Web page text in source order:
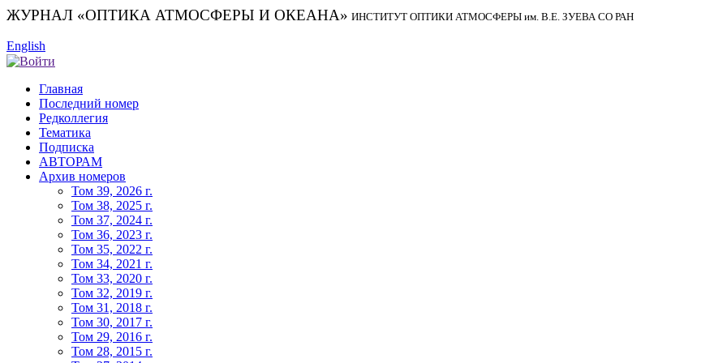
ЖУРНАЛ «ОПТИКА АТМОСФЕРЫ И ОКЕАНА» ИНСТИТУТ ОПТИКИ АТМОСФЕРЫ им. В.Е. ЗУЕВА СО РАН
English
Главная
Последний номер
Редколлегия
Тематика
Подписка
АВТОРАМ
Архив номеров
Том 39, 2026 г.
Том 38, 2025 г.
Том 37, 2024 г.
Том 36, 2023 г.
Том 35, 2022 г.
Том 34, 2021 г.
Том 33, 2020 г.
Том 32, 2019 г.
Том 31, 2018 г.
Том 30, 2017 г.
Том 29, 2016 г.
Том 28, 2015 г.